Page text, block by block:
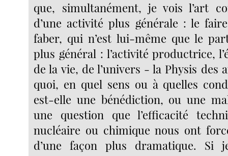
que, simultanément, je vois l’art
d’une activité plus générale : le
faber, qui n’est lui-même que le
plus général : l’activité productrice,
de la vie, de l’univers - la Physis des
quoi, en quel sens ou à quelles
est-elle une bénédiction, ou une
une question que l’efficacité
nucléaire ou chimique nous ont
d’une façon plus dramatique. Si